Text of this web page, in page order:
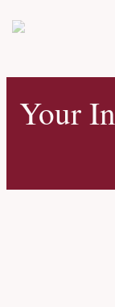
Your